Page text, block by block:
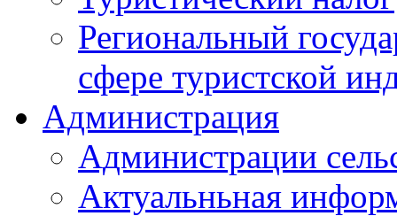
Региональный
сфере туристской
Администрация
Администрации
Актуальньная